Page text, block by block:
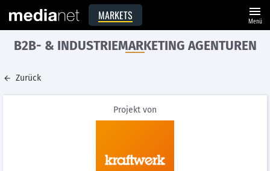
MARKETS menu
Menü
B2B- & INDUSTRIEMARKETING AGENTUREN
Zurück
Projekt von